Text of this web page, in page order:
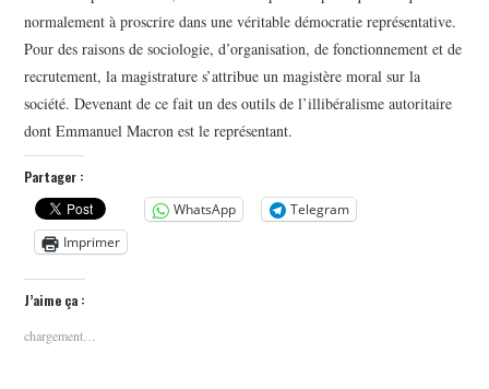
normalement à proscrire dans une véritable démocratie représentative.
Pour des raisons de sociologie, d’organisation, de fonctionnement et de
recrutement, la magistrature s’attribue un magistère moral sur la
société. Devenant de ce fait un des outils de l’illibéralisme autoritaire
dont Emmanuel Macron est le représentant.
Partager :
WhatsApp
Telegram
Imprimer
J’aime ça :
chargement…